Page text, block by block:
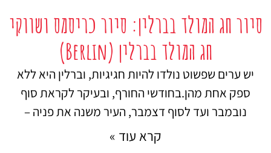
סיור חג המולד בברלין: סיור כריסמס ושווקי
חג המולד בברלין (Berlin)
יש ערים שפשוט נולדו להיות חגיגיות, וברלין היא ללא
ספק אחת מהן.בחודשי החורף, ובעיקר לקראת סוף
נובמבר ועד לסוף דצמבר, העיר משנה את פניה –
קרא עוד »